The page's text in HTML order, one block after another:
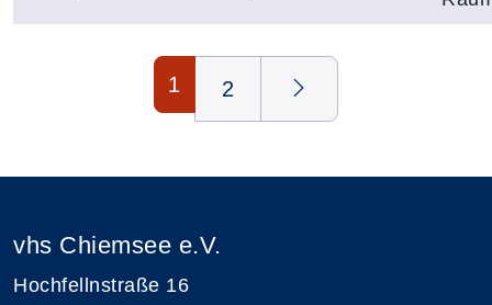
1 2
vhs Chiemsee e.V.
Hochfellnstraße 16